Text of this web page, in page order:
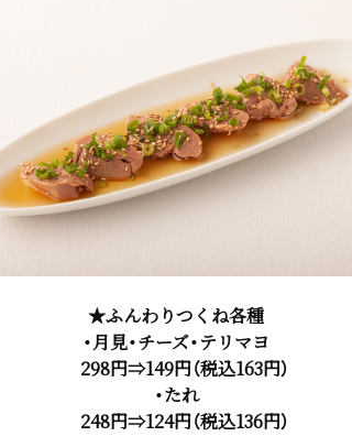
★ふんわりつくね各種
・月見・チーズ・テリマヨ
298円⇒149円（税込163円）
・たれ
248円⇒124円（税込136円）